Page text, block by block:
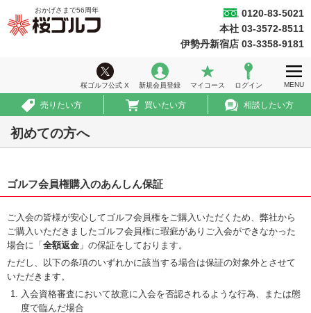
ホーム
ウィークリー情報
ゴルフ会員権情報
法人のお客様
採用情報
おかげさまで56 周年
桜ゴルフ公式 X 新規会員登録 マイコース ログイン MENU
0120-83-5021
本社 03-3572-8511
伊勢丹新宿店 03-3358-9181
売りたい方 買いたい方 相談したい方
初めての方へ
ゴルフ会員権購入のあんしん保証
ご入会の皆様が安心してゴルフ会員権をご購入いただくため、弊社から
ご購入いただきましたゴルフ会員権に瑕疵がありご入会ができなかった
場合に「 全額返金 」の保証をしております。
ただし、以下の条項のいずれかに該当する場合は保証の対象外とさせて
いただきます。
入会資格審査において故意に入会を否認されるような行為、または態
度で臨んだ場合